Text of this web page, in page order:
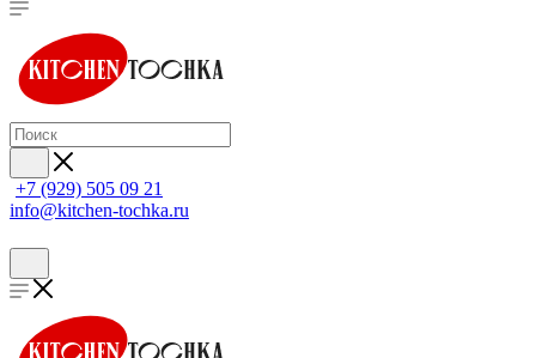
+7 (929) 505 09 21
info@kitchen-tochka.ru